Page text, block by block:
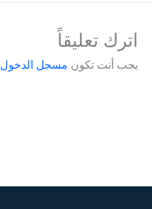
اترك تعليقاً
يجب أنت تكون مسجل الدخول